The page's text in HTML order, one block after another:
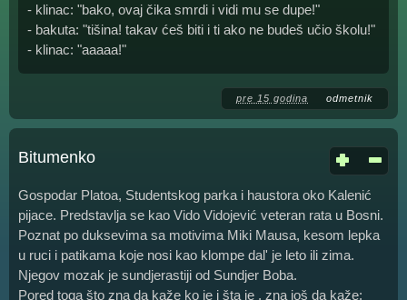
- klinac: "bako, ovaj čika smrdi i vidi mu se dupe!"
- bakuta: "tišina! takav ćeš biti i ti ako ne budeš učio školu!"
- klinac: "aaaaa!"
pre 15 godina odmetnik
Bitumenko
Gospodar Platoa, Studentskog parka i haustora oko Kalenić
pijace. Predstavlja se kao Vido Vidojević veteran rata u Bosni.
Poznat po duksevima sa motivima Miki Mausa, kesom lepka
u ruci i patikama koje nosi kao klompe dal' je leto ili zima.
Njegov mozak je sundjerastiji od Sundjer Boba.
Pored toga što zna da kaže ko je i šta je , zna još da kaže: